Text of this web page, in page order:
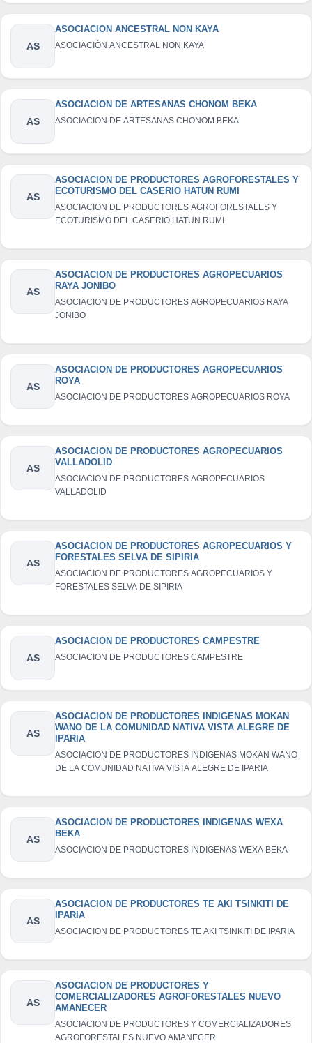
AS
ASOCIACIÓN ANCESTRAL NON KAYA
ASOCIACIÓN ANCESTRAL NON KAYA
AS
ASOCIACION DE ARTESANAS CHONOM BEKA
ASOCIACION DE ARTESANAS CHONOM BEKA
AS
ASOCIACION DE PRODUCTORES AGROFORESTALES Y
ECOTURISMO DEL CASERIO HATUN RUMI
ASOCIACION DE PRODUCTORES AGROFORESTALES Y
ECOTURISMO DEL CASERIO HATUN RUMI
AS
ASOCIACION DE PRODUCTORES AGROPECUARIOS
RAYA JONIBO
ASOCIACION DE PRODUCTORES AGROPECUARIOS RAYA
JONIBO
AS
ASOCIACION DE PRODUCTORES AGROPECUARIOS
ROYA
ASOCIACION DE PRODUCTORES AGROPECUARIOS ROYA
AS
ASOCIACION DE PRODUCTORES AGROPECUARIOS
VALLADOLID
ASOCIACION DE PRODUCTORES AGROPECUARIOS
VALLADOLID
AS
ASOCIACION DE PRODUCTORES AGROPECUARIOS Y
FORESTALES SELVA DE SIPIRIA
ASOCIACION DE PRODUCTORES AGROPECUARIOS Y
FORESTALES SELVA DE SIPIRIA
AS
ASOCIACION DE PRODUCTORES CAMPESTRE
ASOCIACION DE PRODUCTORES CAMPESTRE
AS
ASOCIACION DE PRODUCTORES INDIGENAS MOKAN
WANO DE LA COMUNIDAD NATIVA VISTA ALEGRE DE
IPARIA
ASOCIACION DE PRODUCTORES INDIGENAS MOKAN WANO
DE LA COMUNIDAD NATIVA VISTA ALEGRE DE IPARIA
AS
ASOCIACION DE PRODUCTORES INDIGENAS WEXA
BEKA
ASOCIACION DE PRODUCTORES INDIGENAS WEXA BEKA
AS
ASOCIACION DE PRODUCTORES TE AKI TSINKITI DE
IPARIA
ASOCIACION DE PRODUCTORES TE AKI TSINKITI DE IPARIA
AS
ASOCIACION DE PRODUCTORES Y
COMERCIALIZADORES AGROFORESTALES NUEVO
AMANECER
ASOCIACION DE PRODUCTORES Y COMERCIALIZADORES
AGROFORESTALES NUEVO AMANECER